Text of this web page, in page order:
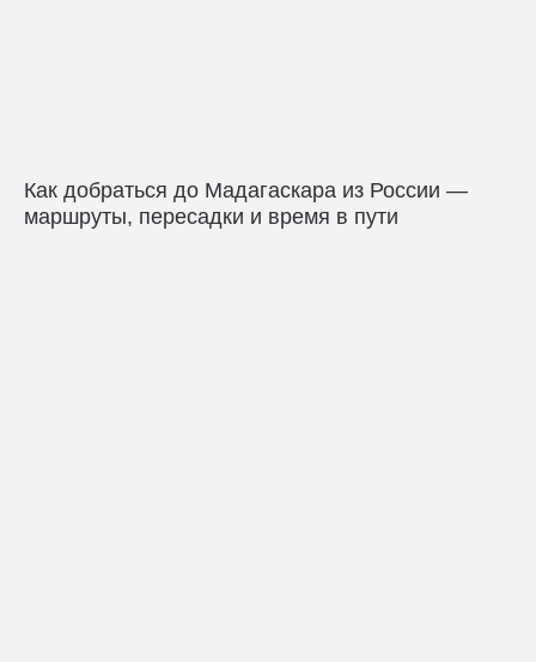
Как добраться до Мадагаскара из России —
маршруты, пересадки и время в пути